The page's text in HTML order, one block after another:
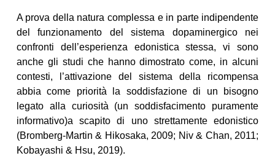
A prova della natura complessa e in parte indipendente
del funzionamento del sistema dopaminergico nei
confronti dell’esperienza edonistica stessa, vi sono
anche gli studi che hanno dimostrato come, in alcuni
contesti, l’attivazione del sistema della ricompensa
abbia come priorità la soddisfazione di un bisogno
legato alla curiosità (un soddisfacimento puramente
informativo)a scapito di uno strettamente edonistico
(Bromberg-Martin & Hikosaka, 2009; Niv & Chan, 2011;
Kobayashi & Hsu, 2019).